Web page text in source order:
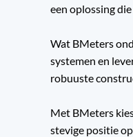
een oplossing
Wat BMeters
systemen en
robuuste
Met BMeters
stevige positie